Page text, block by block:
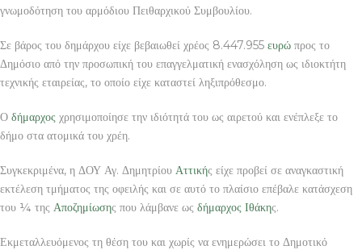
γνωμοδότηση του αρμόδιου Πειθαρχικού Συμβουλίου.
Σε βάρος του δημάρχου είχε βεβαιωθεί χρέος 8.447.955 ευρώ προς το
Δημόσιο από την προσωπική του επαγγελματική ενασχόληση ως ιδιοκτήτη
τεχνικής εταιρείας, το οποίο είχε καταστεί ληξιπρόθεσμο.
Ο δήμαρχος χρησιμοποίησε την ιδιότητά του ως αιρετού και ενέπλεξε το
δήμο στα ατομικά του χρέη.
Συγκεκριμένα, η ΔΟΥ Αγ. Δημητρίου Αττικής είχε προβεί σε αναγκαστική
εκτέλεση τμήματος της οφειλής και σε αυτό το πλαίσιο επέβαλε κατάσχεση
του ¼ της Αποζημίωσης που λάμβανε ως δήμαρχος Ιθάκης.
Εκμεταλλευόμενος τη θέση του και χωρίς να ενημερώσει το Δημοτικό